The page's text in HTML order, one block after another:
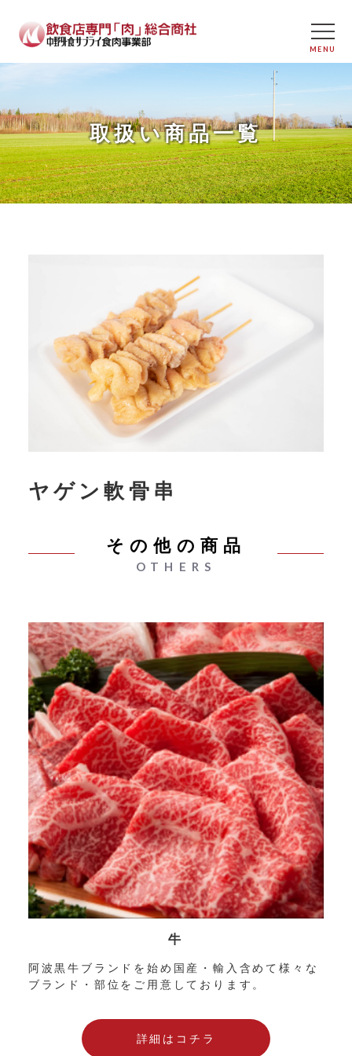
取扱い商品一覧
ヤゲン軟骨串
その他の商品
OTHERS
牛
阿波黒牛ブランドを始め国産・輸入含めて様々な
ブランド・部位をご用意しております。
詳細はコチラ